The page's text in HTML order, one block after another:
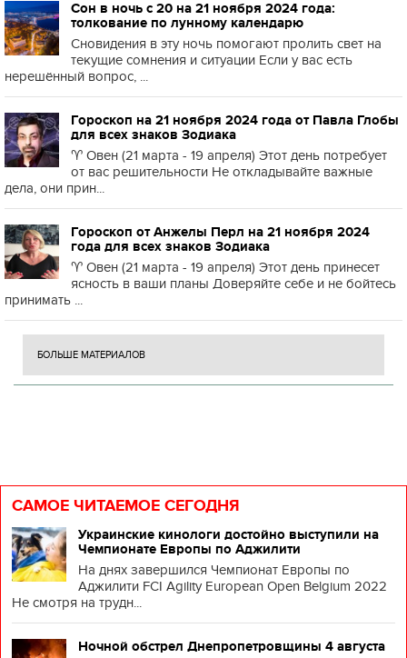
Сон в ночь с 20 на 21 ноября 2024 года:
толкование по лунному календарю
Сновидения в эту ночь помогают пролить свет на
текущие сомнения и ситуации Если у вас есть
нерешённый вопрос, ...
Гороскоп на 21 ноября 2024 года от Павла Глобы
для всех знаков Зодиака
♈️ Овен (21 марта - 19 апреля) Этот день потребует
от вас решительности Не откладывайте важные
дела, они прин...
Гороскоп от Анжелы Перл на 21 ноября 2024
года для всех знаков Зодиака
♈️ Овен (21 марта - 19 апреля) Этот день принесет
ясность в ваши планы Доверяйте себе и не бойтесь
принимать ...
БОЛЬШЕ МАТЕРИАЛОВ
САМОЕ ЧИТАЕМОЕ СЕГОДНЯ
Украинские кинологи достойно выступили на
Чемпионате Европы по Аджилити
На днях завершился Чемпионат Европы по
Аджилити FCI Agility European Open Belgium 2022
Не смотря на трудн...
Ночной обстрел Днепропетровщины 4 августа